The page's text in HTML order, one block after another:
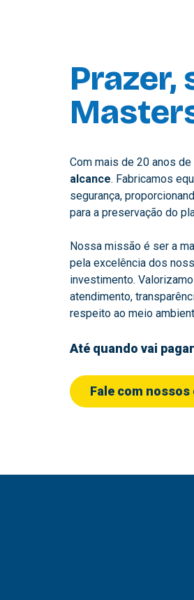
Prazer,
Com mais de 20 anos
alcance. Fabricamos
segurança,
para a preservação do
Nossa missão é ser a
pela excelência dos
investimento.
atendimento,
respeito ao meio
Até quando vai
Fale com